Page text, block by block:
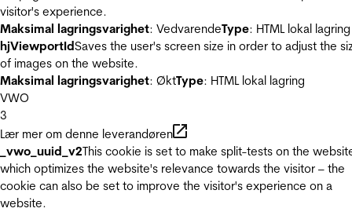
visitor's experience.
Maksimal lagringsvarighet: VedvarendeType: HTML lokal lagring
hjViewportIdSaves the user's screen size in order to adjust the
of images on the website.
Maksimal lagringsvarighet: ØktType: HTML lokal lagring
VWO
3
Lær mer om denne leverandøren
_vwo_uuid_v2This cookie is set to make split-tests on the
which optimizes the website's relevance towards the visitor – the
cookie can also be set to improve the visitor's experience on a
website.